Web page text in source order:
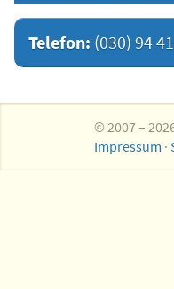
Telefon: (030) 94
© 2007 –
Impressum ·